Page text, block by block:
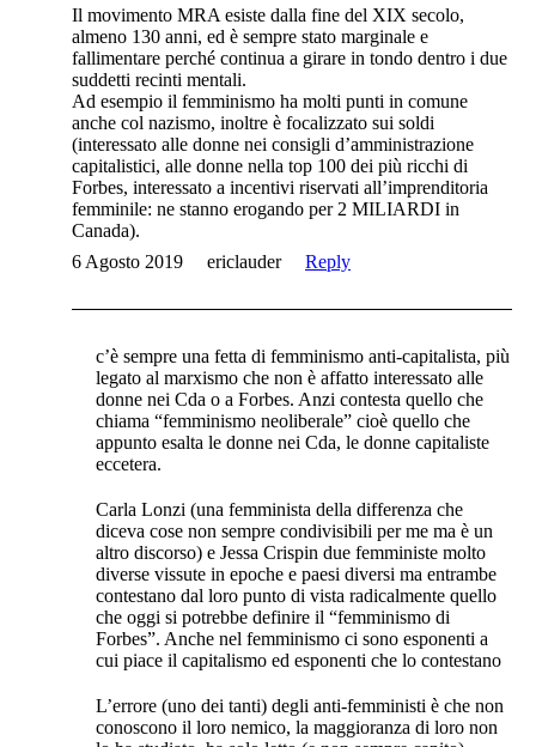
Il movimento MRA esiste dalla fine del XIX secolo,
almeno 130 anni, ed è sempre stato marginale e
fallimentare perché continua a girare in tondo dentro i due
suddetti recinti mentali.
Ad esempio il femminismo ha molti punti in comune
anche col nazismo, inoltre è focalizzato sui soldi
(interessato alle donne nei consigli d’amministrazione
capitalistici, alle donne nella top 100 dei più ricchi di
Forbes, interessato a incentivi riservati all’imprenditoria
femminile: ne stanno erogando per 2 MILIARDI in
Canada).
6 Agosto 2019
ericlauder Reply
c’è sempre una fetta di femminismo anti-capitalista, più
legato al marxismo che non è affatto interessato alle
donne nei Cda o a Forbes. Anzi contesta quello che
chiama “femminismo neoliberale” cioè quello che
appunto esalta le donne nei Cda, le donne capitaliste
eccetera.
Carla Lonzi (una femminista della differenza che
diceva cose non sempre condivisibili per me ma è un
altro discorso) e Jessa Crispin due femministe molto
diverse vissute in epoche e paesi diversi ma entrambe
contestano dal loro punto di vista radicalmente quello
che oggi si potrebbe definire il “femminismo di
Forbes”. Anche nel femminismo ci sono esponenti a
cui piace il capitalismo ed esponenti che lo contestano
L’errore (uno dei tanti) degli anti-femministi è che non
conoscono il loro nemico, la maggioranza di loro non